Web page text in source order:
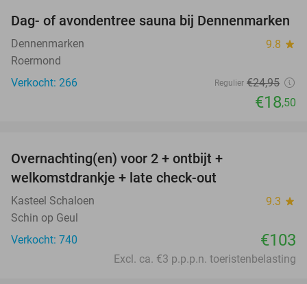
26%
Dag- of avondentree sauna bij Dennenmarken
Dennenmarken 9.8 star
Roermond
Verkocht: 266
Regulier €24,95
€18,50
Overnachting(en) voor 2 + ontbijt +
welkomstdrankje + late check-out
Kasteel Schaloen 9.3 star
Schin op Geul
Verkocht: 740
€103
Excl. ca. €3 p.p.p.n. toeristenbelasting